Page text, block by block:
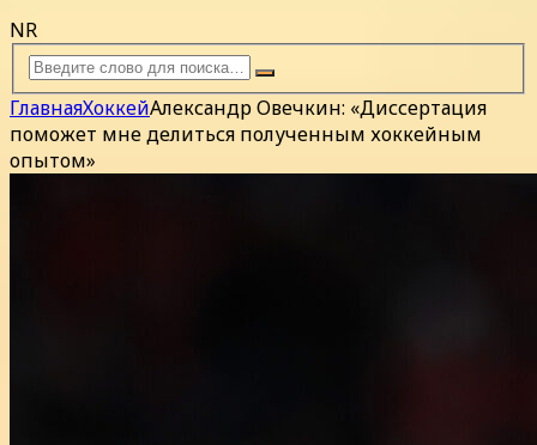
NR
ГлавнаяХоккейАлександр Овечкин: «Диссертация
поможет мне делиться полученным хоккейным
опытом»